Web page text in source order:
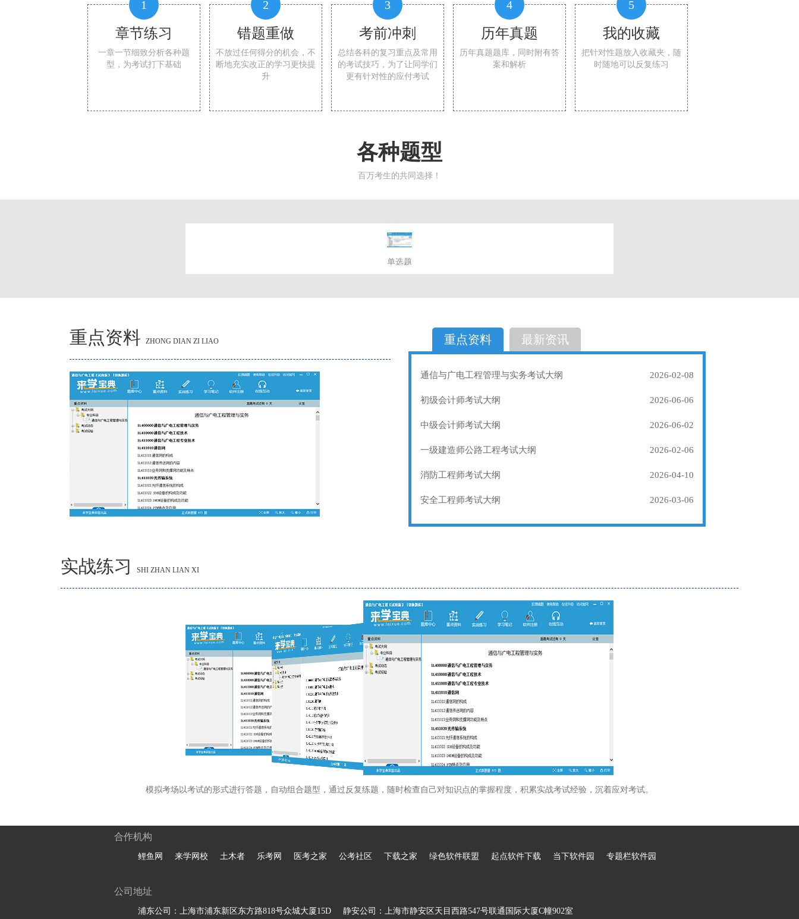
1
章节练习
一章一节细致分析各种题
型，为考试打下基础
2
错题重做
不放过任何得分的机会，不
断地充实改正的学习更快提
升
3
考前冲刺
总结各科的复习重点及常用
的考试技巧，为了让同学们
更有针对性的应付考试
4
历年真题
历年真题题库，同时附有答
案和解析
5
我的收藏
把针对性题放入收藏夹，随
时随地可以反复练习
各种题型
百万考生的共同选择！
单选题
选择题
重点资料 ZHONG DIAN ZI LIAO 重点资料 最新资讯
通信与广电工程管理与实务考试大纲 2026-02-08
初级会计师考试大纲 2026-06-06
中级会计师考试大纲 2026-06-02
一级建造师公路工程考试大纲 2026-02-06
消防工程师考试大纲 2026-04-10
安全工程师考试大纲 2026-03-06
实战练习 SHI ZHAN LIAN XI
模拟考场以考试的形式进行答题，自动组合题型，通过反复练题，随时检查自己对知识点的掌握程度，积累实战考试经验，沉着应对考试。
合作机构
鲤鱼网 来学网校 土木者 乐考网 医考之家 公考社区 下载之家 绿色软件联盟 起点软件下载 当下软件园 专题栏软件园
公司地址
浦东公司：上海市浦东新区东方路818号众城大厦15D 静安公司：上海市静安区天目西路547号联通国际大厦C幢902室